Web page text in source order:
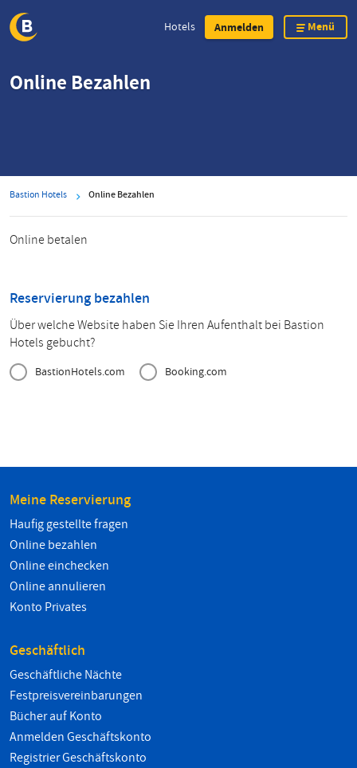
zum
Hotels Anmelden Menü
Online Bezahlen
Bastion Hotels Online Bezahlen
Online betalen
Reservierung bezahlen
Über welche Website haben Sie Ihren Aufenthalt bei Bastion
Hotels gebucht?
BastionHotels.com Booking.com
Meine Reservierung
Haufig gestellte fragen
Online bezahlen
Online einchecken
Online annulieren
Konto Privates
Geschäftlich
Geschäftliche Nächte
Festpreisvereinbarungen
Bücher auf Konto
Anmelden Geschäftskonto
Registrier Geschäftskonto